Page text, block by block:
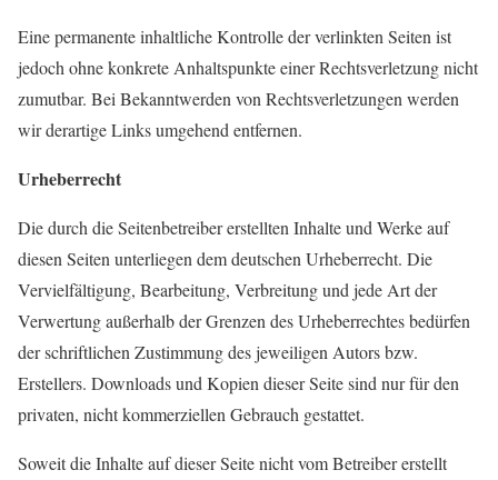
Eine permanente inhaltliche Kontrolle der verlinkten Seiten ist
jedoch ohne konkrete Anhaltspunkte einer Rechtsverletzung nicht
zumutbar. Bei Bekanntwerden von Rechtsverletzungen werden
wir derartige Links umgehend entfernen.
Urheberrecht
Die durch die Seitenbetreiber erstellten Inhalte und Werke auf
diesen Seiten unterliegen dem deutschen Urheberrecht. Die
Vervielfältigung, Bearbeitung, Verbreitung und jede Art der
Verwertung außerhalb der Grenzen des Urheberrechtes bedürfen
der schriftlichen Zustimmung des jeweiligen Autors bzw.
Erstellers. Downloads und Kopien dieser Seite sind nur für den
privaten, nicht kommerziellen Gebrauch gestattet.
Soweit die Inhalte auf dieser Seite nicht vom Betreiber erstellt